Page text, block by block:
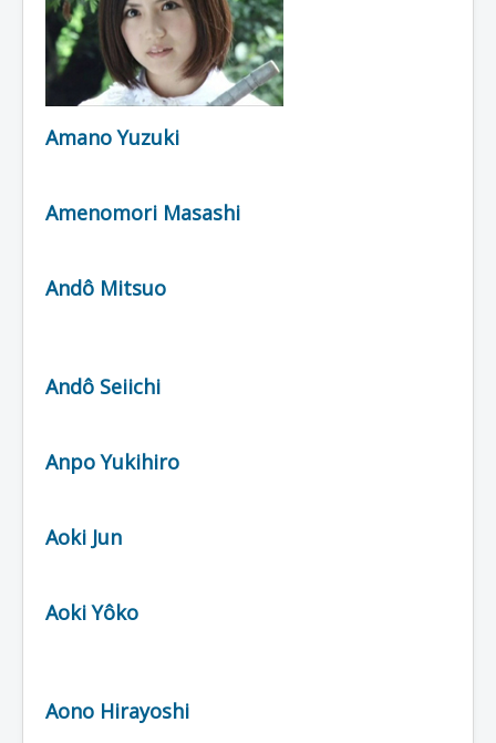
Amano Yuzuki
Amenomori Masashi
Andô Mitsuo
Andô Seiichi
Anpo Yukihiro
Aoki Jun
Aoki Yôko
Aono Hirayoshi